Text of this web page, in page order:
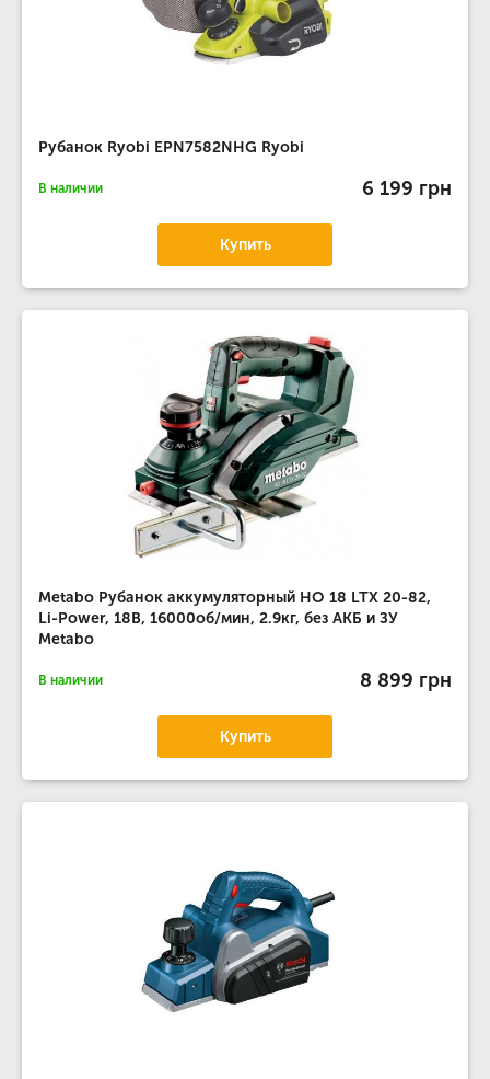
Рубанок Ryobi EPN7582NHG Ryobi
В наличии 6 199 грн
Купить
Metabo Рубанок аккумуляторный HO 18 LTX 20-82,
Li-Power, 18В, 16000об/мин, 2.9кг, без АКБ и ЗУ
Metabo
В наличии 8 899 грн
Купить